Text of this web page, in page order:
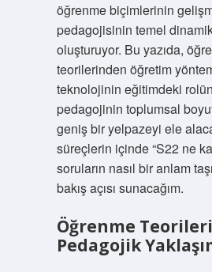
öğrenme biçimlerinin
pedagojisinin temel
oluşturuyor. Bu yazıda,
teorilerinden öğretim
teknolojinin eğitimdeki
pedagojinin toplumsal
geniş bir yelpazeyi ele
süreçlerin içinde “S22 ne
soruların nasıl bir anlam
bakış açısı sunacağım.
Öğrenme
Pedagojik